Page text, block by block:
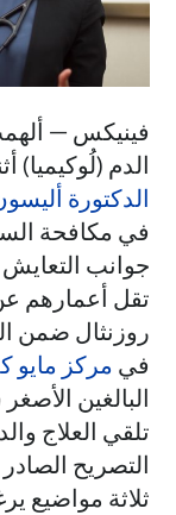
فينيكس —
الدم (لُوكيميا)
الدكتورة
في مكافحة
جوانب
روزنثال ضمن
في مركز مايو
البالغين
تلقي العلاج
التصريح
ثلاثة مواضيع